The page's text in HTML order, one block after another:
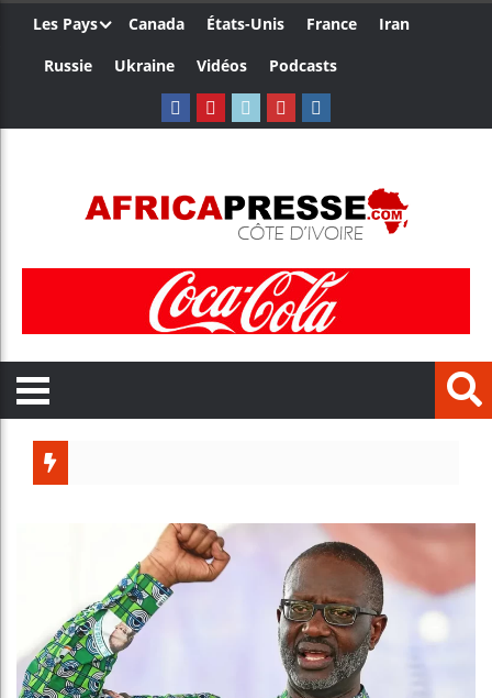
Les Pays Canada États-Unis France
Iran
Russie
Ukraine Vidéos Podcasts
Bénin :